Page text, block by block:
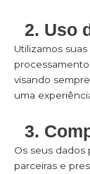
2. Uso
Utilizamos
visando
uma
3.
Os seus
parceiras e